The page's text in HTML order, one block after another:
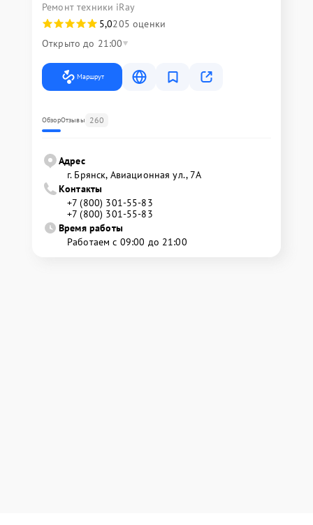
Ремонт техники iRay
5,0205 оценки
Открыто до 21:00
Маршрут
ОбзорОтзывы 260
Адрес
г. Брянск, Авиационная ул., 7А
Контакты
+7 (800) 301-55-83
+7 (800) 301-55-83
Время работы
Работаем с 09:00 до 21:00